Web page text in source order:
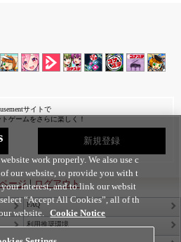
サイトで
ゲームをさらに楽しく！
新規登録
ージ|ログアウト
FAQ
利用推奨環境
work properly. We also use c
our website, to provide you with t
interest, and to link our websit
“Accept All Cookies”, all of th
website. Cookie Notice